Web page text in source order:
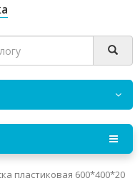
пластиковая 600*400*20